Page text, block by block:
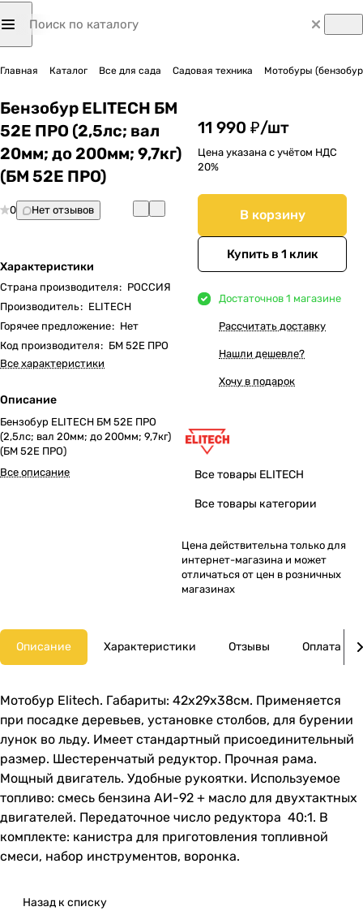
Главная Каталог Все для сада Садовая техника Мотобуры
Бензобур ELITECH БМ
52Е ПРО (2,5лс; вал
20мм; до 200мм; 9,7кг)
(БМ 52E ПРО)
0 Нет отзывов
Характеристики
Страна производителя: РОССИЯ
Производитель: ELITECH
Горячее предложение: Нет
Код производителя: БМ 52E ПРО
Все характеристики
Описание
Бензобур ELITECH БМ 52Е ПРО
(2,5лс; вал 20мм; до 200мм; 9,7кг)
(БМ 52E ПРО)
Все описание
11 990 ₽/шт
Цена указана с учётом НДС
20%
В корзину
Купить в 1 клик
Достаточнов 1 магазине
Рассчитать доставку
Нашли дешевле?
Хочу в подарок
Все товары ELITECH
Все товары категории
Цена действительна только для
интернет-магазина и может
отличаться от цен в розничных
магазинах
Описание Характеристики Отзывы Оплата
Мотобур Elitech. Габариты: 42х29х38см. Применяется
при посадке деревьев, установке столбов, для бурении
лунок во льду. Имеет стандартный присоединительный
размер. Шестеренчатый редуктор. Прочная рама.
Мощный двигатель. Удобные рукоятки. Используемое
топливо: смесь бензина АИ-92 + масло для двухтактных
двигателей. Передаточное число редуктора 40:1. В
комплекте: канистра для приготовления топливной
смеси, набор инструментов, воронка.
Назад к списку